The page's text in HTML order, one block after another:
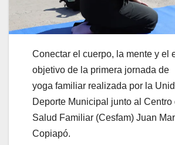
Conectar el cuerpo, la mente y el
objetivo de la primera jornada de
yoga familiar realizada por la
Deporte Municipal junto al Centro
Salud Familiar (Cesfam) Juan
Copiapó.